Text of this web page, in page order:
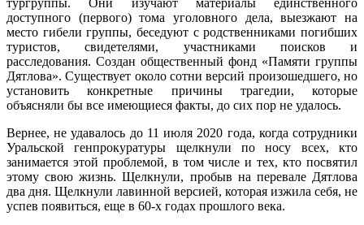
доступного (первого) тома уголовного дела, выезжают на
место гибели группы, беседуют с родственниками погибших
туристов, свидетелями, участниками поисков и
расследования. Создан общественный фонд «Памяти группы
Дятлова». Существует около сотни версий произошедшего, но
установить конкретные причины трагедии, которые
объясняли бы все имеющиеся факты, до сих пор не удалось.
Вернее, не удавалось до 11 июля 2020 года, когда сотрудники
Уральской генпрокуратуры щелкнули по носу всех, кто
занимается этой проблемой, в том числе и тех, кто посвятил
этому свою жизнь. Щелкнули, пробыв на перевале Дятлова
два дня. Щелкнули лавинной версией, которая изжила себя, не
успев появиться, еще в 60-х годах прошлого века.